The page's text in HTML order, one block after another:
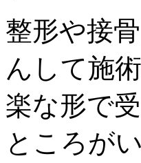
整形や接
んして施
楽な形で
ところが